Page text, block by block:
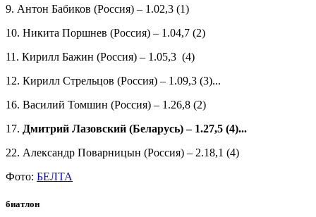
9. Антон Бабиков (Россия) – 1.02,3 (1)
10. Никита Поршнев (Россия) – 1.04,7 (2)
11. Кирилл Бажин (Россия) – 1.05,3 (4)
12. Кирилл Стрельцов (Россия) – 1.09,3 (3)...
16. Василий Томшин (Россия) – 1.26,8 (2)
17. Дмитрий Лазовский (Беларусь) – 1.27,5 (4)...
22. Александр Поварницын (Россия) – 2.18,1 (4)
Фото: БЕЛТА
биатлон